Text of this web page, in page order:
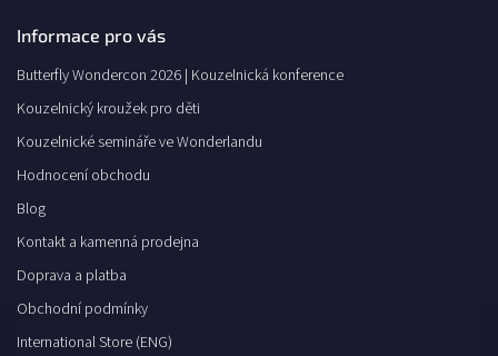
Informace pro vás
Butterfly Wondercon 2026 | Kouzelnická konference
Kouzelnický kroužek pro děti
Kouzelnické semináře ve Wonderlandu
Hodnocení obchodu
Blog
Kontakt a kamenná prodejna
Doprava a platba
Obchodní podmínky
International Store (ENG)